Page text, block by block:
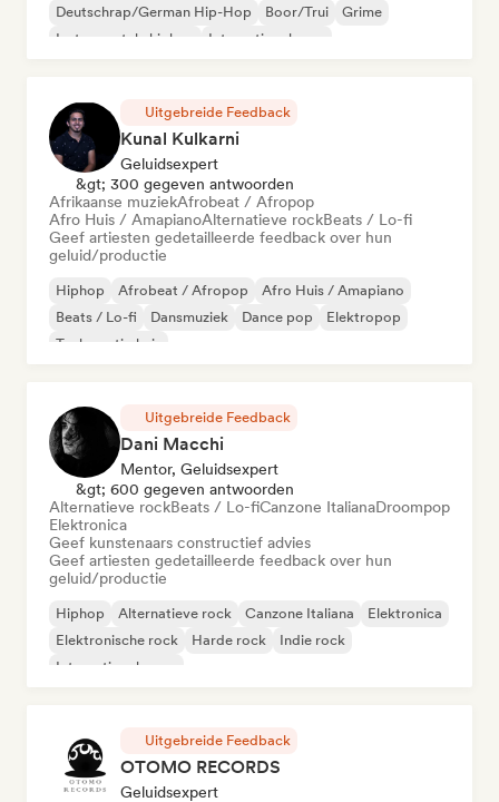
Deutschrap/German Hip-Hop
Boor/Trui
Grime
Instrumentale hiphop
Internationale rap
Uitgebreide Feedback
Kunal Kulkarni
Geluidsexpert
&gt; 300 gegeven antwoorden
Afrikaanse muziekAfrobeat / Afropop
Afro Huis / AmapianoAlternatieve rockBeats / Lo-fi
Geef artiesten gedetailleerde feedback over hun
geluid/productie
Hiphop Afrobeat / Afropop
Afro Huis / Amapiano
Beats / Lo-fi
Dansmuziek Dance pop
Elektropop
Toekomstig huis
Uitgebreide Feedback
Dani Macchi
Mentor, Geluidsexpert
&gt; 600 gegeven antwoorden
Alternatieve rockBeats / Lo-fiCanzone ItalianaDroompop
Elektronica
Geef kunstenaars constructief advies
Geef artiesten gedetailleerde feedback over hun
geluid/productie
Hiphop Alternatieve rock Canzone Italiana
Elektronica
Elektronische rock
Harde rock
Indie rock
Internationale pop
Uitgebreide Feedback
OTOMO RECORDS
Geluidsexpert